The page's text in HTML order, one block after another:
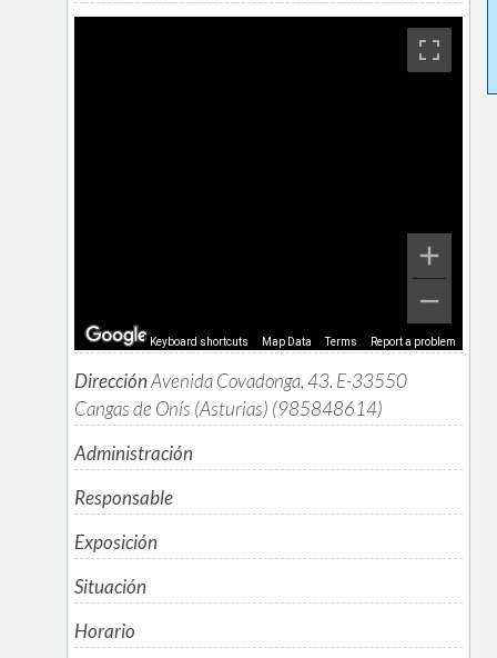
Keyboard shortcuts Map Data Terms Report a problem
DirecciónAvenida Covadonga, 43. E-33550
Cangas de Onís (Asturias) (985848614)
Administración
Responsable
Exposición
Situación
Horario